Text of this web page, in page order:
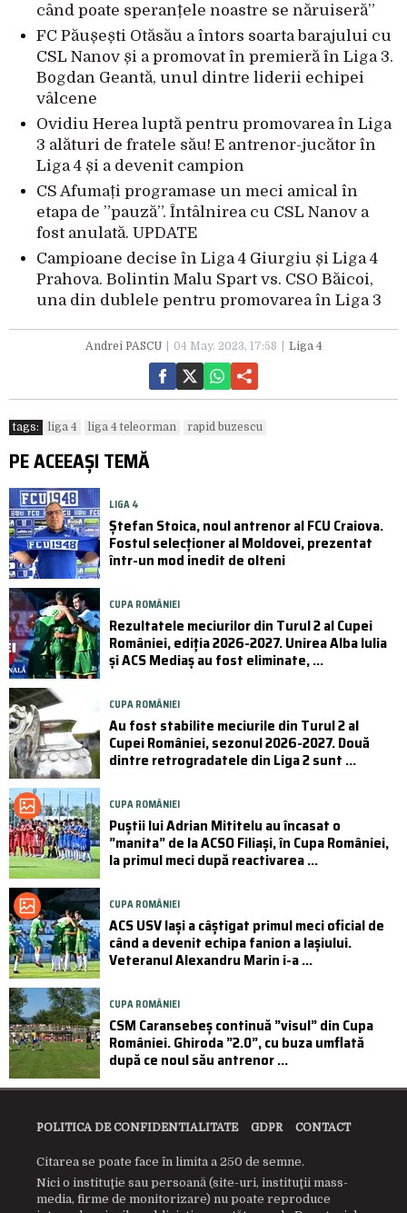
când poate speranțele noastre se năruiseră”
FC Păușești Otăsău a întors soarta barajului cu
CSL Nanov și a promovat în premieră în Liga 3.
Bogdan Geantă, unul dintre liderii echipei
vâlcene
Ovidiu Herea luptă pentru promovarea în Liga
3 alături de fratele său! E antrenor-jucător în
Liga 4 și a devenit campion
CS Afumați programase un meci amical în
etapa de ”pauză”. Întâlnirea cu CSL Nanov a
fost anulată. UPDATE
Campioane decise în Liga 4 Giurgiu și Liga 4
Prahova. Bolintin Malu Spart vs. CSO Băicoi,
una din dublele pentru promovarea în Liga 3
Andrei PASCU 04 May. 2023, 17:58 Liga 4
tags: liga 4 liga 4 teleorman rapid buzescu
PE ACEEAȘI TEMĂ
LIGA 4
Ștefan Stoica, noul antrenor al FCU Craiova.
Fostul selecționer al Moldovei, prezentat
într-un mod inedit de olteni
CUPA ROMÂNIEI
Rezultatele meciurilor din Turul 2 al Cupei
României, ediția 2026-2027. Unirea Alba Iulia
și ACS Mediaș au fost eliminate, ...
CUPA ROMÂNIEI
Au fost stabilite meciurile din Turul 2 al
Cupei României, sezonul 2026-2027. Două
dintre retrogradatele din Liga 2 sunt ...
CUPA ROMÂNIEI
Puştii lui Adrian Mititelu au încasat o
”manita” de la ACSO Filiaşi, în Cupa României,
la primul meci după reactivarea ...
CUPA ROMÂNIEI
ACS USV Iași a câștigat primul meci oficial de
când a devenit echipa fanion a Iașiului.
Veteranul Alexandru Marin i-a ...
CUPA ROMÂNIEI
CSM Caransebeș continuă ”visul” din Cupa
României. Ghiroda ”2.0”, cu buza umflată
după ce noul său antrenor ...
POLITICA DE CONFIDENTIALITATE GDPR CONTACT
Citarea se poate face în limita a 250 de semne.
Nici o instituţie sau persoană (site-uri, instituţii mass-
media, firme de monitorizare) nu poate reproduce